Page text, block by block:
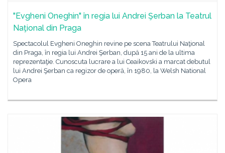
"Evgheni Oneghin" în regia lui Andrei Şerban la Teatrul
Naţional din Praga
Spectacolul Evgheni Oneghin revine pe scena Teatrului Naţional
din Praga, în regia lui Andrei Şerban, după 15 ani de la ultima
reprezentaţie. Cunoscuta lucrare a lui Ceaikovski a marcat debutul
lui Andrei Şerban ca regizor de operă, în 1980, la Welsh National
Opera